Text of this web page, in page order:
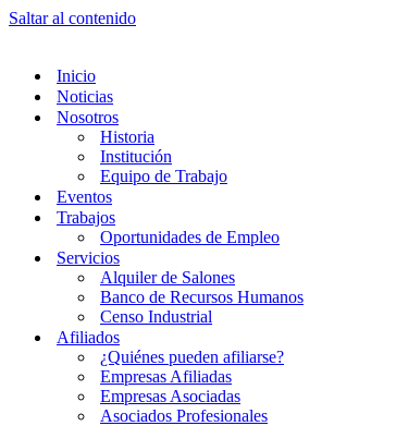
Saltar al contenido
Inicio
Noticias
Nosotros
Historia
Institución
Equipo de Trabajo
Eventos
Trabajos
Oportunidades de Empleo
Servicios
Alquiler de Salones
Banco de Recursos Humanos
Censo Industrial
Afiliados
¿Quiénes pueden afiliarse?
Empresas Afiliadas
Empresas Asociadas
Asociados Profesionales